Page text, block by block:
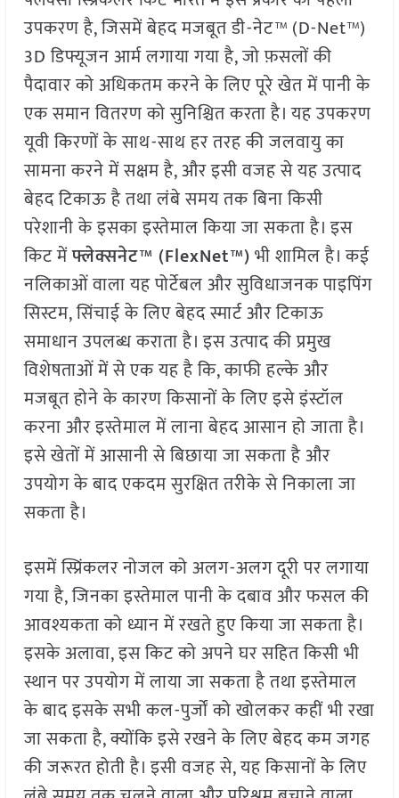
उपकरण है, जिसमें बेहद मजबूत डी-नेट™ (D-Net™)
3D डिफ्यूजन आर्म लगाया गया है, जो फ़सलों की
पैदावार को अधिकतम करने के लिए पूरे खेत में पानी के
एक समान वितरण को सुनिश्चित करता है। यह उपकरण
यूवी किरणों के साथ-साथ हर तरह की जलवायु का
सामना करने में सक्षम है, और इसी वजह से यह उत्पाद
बेहद टिकाऊ है तथा लंबे समय तक बिना किसी
परेशानी के इसका इस्तेमाल किया जा सकता है। इस
किट मेंफ्लेक्सनेट™ (FlexNet™)भी शामिल है। कई
नलिकाओं वाला यह पोर्टेबल और सुविधाजनक पाइपिंग
सिस्टम, सिंचाई के लिए बेहद स्मार्ट और टिकाऊ
समाधान उपलब्ध कराता है। इस उत्पाद की प्रमुख
विशेषताओं में से एक यह है कि, काफी हल्के और
मजबूत होने के कारण किसानों के लिए इसे इंस्टॉल
करना और इस्तेमाल में लाना बेहद आसान हो जाता है।
इसे खेतों में आसानी से बिछाया जा सकता है और
उपयोग के बाद एकदम सुरक्षित तरीके से निकाला जा
सकता है।
इसमें स्प्रिंकलर नोजल को अलग-अलग दूरी पर लगाया
गया है, जिनका इस्तेमाल पानी के दबाव और फसल की
आवश्यकता को ध्यान में रखते हुए किया जा सकता है।
इसके अलावा, इस किट को अपने घर सहित किसी भी
स्थान पर उपयोग में लाया जा सकता है तथा इस्तेमाल
के बाद इसके सभी कल-पुर्जों को खोलकर कहीं भी रखा
जा सकता है, क्योंकि इसे रखने के लिए बेहद कम जगह
की जरूरत होती है। इसी वजह से, यह किसानों के लिए